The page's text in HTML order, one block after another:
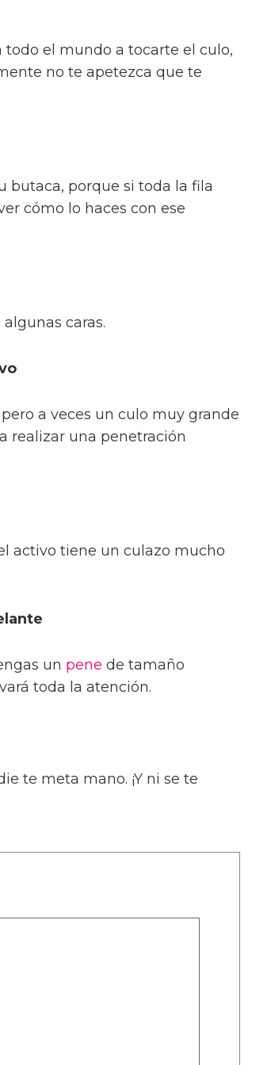
todo el mundo a tocarte el culo,
no te apetezca que te
butaca, porque si toda la fila
cómo lo haces con ese
caras.
a veces un culo muy grande
realizar una penetración
activo tiene un culazo mucho
un pene de tamaño
toda la atención.
te meta mano. ¡Y ni se te